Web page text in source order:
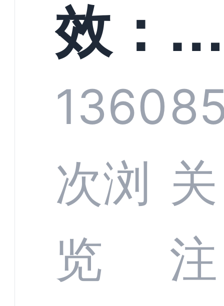
技何以
定义行
业标
效：螳
螂科技
CRM
何助力
1360
次浏
览
关
注